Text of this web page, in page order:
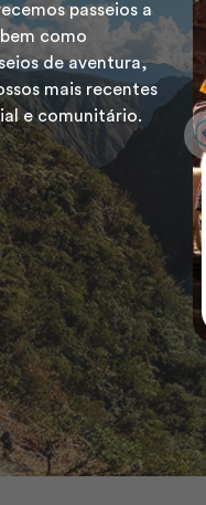
passeios a
como
de aventura,
mais recentes
e comunitário.